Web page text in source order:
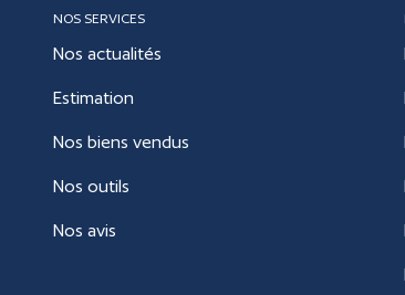
NOS SERVICES
Nos actualités
Estimation
Nos biens vendus
Nos outils
Nos avis